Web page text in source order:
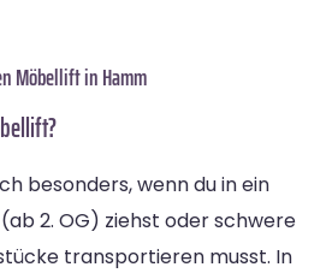
Möbellift in Hamm
besonders, wenn du in ein
2. OG) ziehst oder schwere
transportieren musst. In